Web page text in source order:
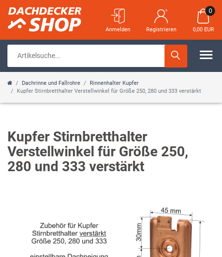
Anmelden Registrieren
0
0,00 EUR
Dachrinne und Fallrohre
Rinnenhalter Kupfer
Kupfer Stirnbretthalter Verstellwinkel für Größe 250, 280 und 333 verstärkt
Kupfer Stirnbretthalter
Verstellwinkel für Größe 250,
280 und 333 verstärkt